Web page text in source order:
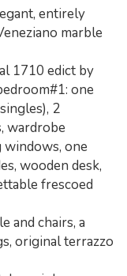
entirely
marble
1710 edict by
one
2
wardrobe
one
wooden desk,
frescoed
and chairs, a
original terrazzo